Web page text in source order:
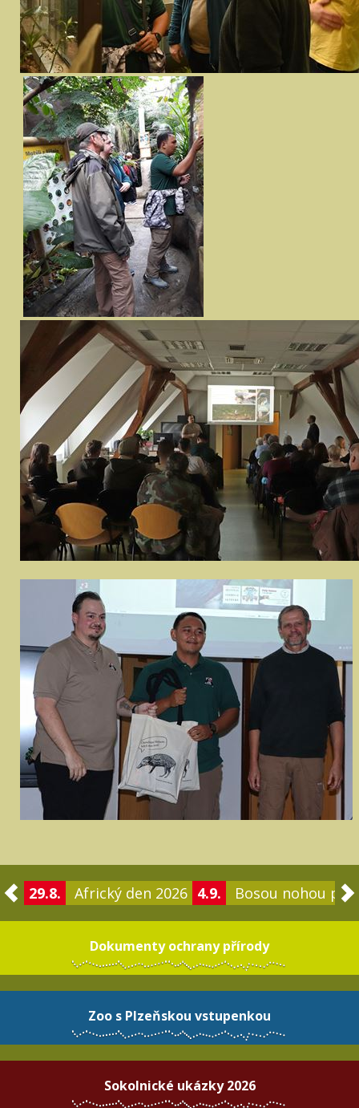
29.8. Africký den 2026 4.9. Bosou nohou po
Dokumenty ochrany přírody
Zoo s Plzeňskou vstupenkou
Sokolnické ukázky 2026